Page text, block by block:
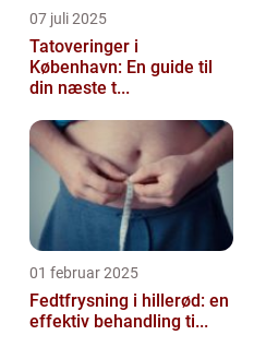
07 juli 2025
Tatoveringer i
København: En guide til
din næste t...
01 februar 2025
Fedtfrysning i hillerød: en
effektiv behandling ti...